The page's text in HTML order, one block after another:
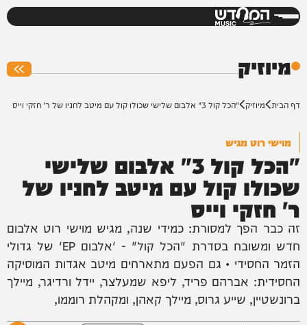
המחדש
מיוזיק
דף הבית מיוזיק "הכל קול 3" אלבום שלישי שכולו קול עם מיטב לחניו של ר' חזקי וייס
מוישי רוט מגיש
"הכל קול 3" אלבום שלישי
שכולו קול עם מיטב לחניו של
ר' חזקי וייס
זה כבר הפך למסורת: כמידי שנה, מגיש מוישי רוט אלבום
חדש ומשובח בסדרת "הכל קול" - 'אלבום EP' של גדולי
הזמר החסידי • גם הפעם מתארחים מיטב אגדות המוסיקה
החסידית: אברהם פריד, ליפא שמעלצר, יידל ורדיגר, מיילך
ברונשטיין, שייע גרוס, מיילך קאהן, ומקהלת רוממו,